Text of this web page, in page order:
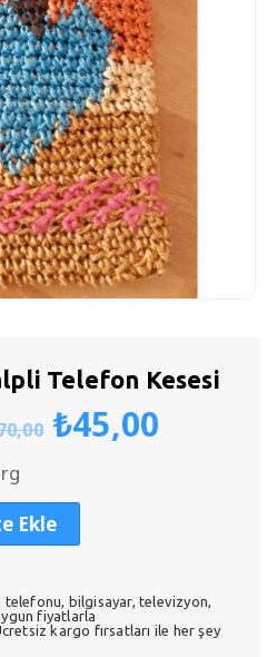
Telefon Kesesi
Orijinal
fiyat:
₺45,00
Ekle
telefonu, bilgisayar, televizyon,
fiyatlarla
kargo fırsatları ile her şey